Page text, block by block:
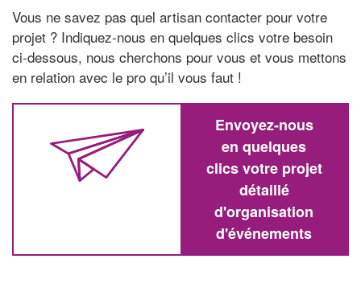
Vous ne savez pas quel artisan contacter pour votre
projet ? Indiquez-nous en quelques clics votre besoin
ci-dessous, nous cherchons pour vous et vous mettons
en relation avec le pro qu’il vous faut !
Envoyez-nous
en quelques
clics votre projet
détaillé
d'organisation
d'événements